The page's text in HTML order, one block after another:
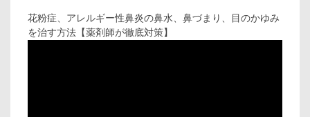
花粉症、アレルギー性鼻炎の鼻水、鼻づまり、目のかゆみ
を治す方法【薬剤師が徹底対策】